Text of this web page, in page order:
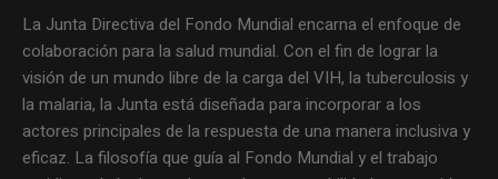
La Junta Directiva del Fondo Mundial encarna el enfoque de
colaboración para la salud mundial. Con el fin de lograr la
visión de un mundo libre de la carga del VIH, la tuberculosis y
la malaria, la Junta está diseñada para incorporar a los
actores principales de la respuesta de una manera inclusiva y
eficaz. La filosofía que guía al Fondo Mundial y el trabajo